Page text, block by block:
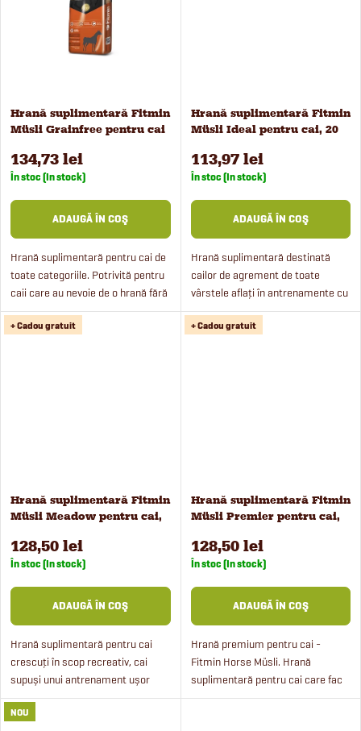
s
u
l
u
i
Hrană suplimentară Fitmin
Müsli Grainfree pentru cai
134,73 lei
În stoc (In stock)
ADAUGĂ ÎN COŞ
Hrană suplimentară pentru cai de
toate categoriile. Potrivită pentru
caii care au nevoie de o hrană fără
cereale, cu un conținut scăzut de
energie și amidon.
Hrană suplimentară Fitmin
Müsli Ideal pentru cai, 20
113,97 lei
În stoc (In stock)
ADAUGĂ ÎN COŞ
Hrană suplimentară destinată
cailor de agrement de toate
vârstele aflați în antrenamente cu
o intensitate scăzută. Furnizează
energie ușor de utilizat sub formă
+ Cadou gratuit
Hrană suplimentară Fitmin
Müsli Meadow pentru cai,
128,50 lei
În stoc (In stock)
ADAUGĂ ÎN COŞ
Hrană suplimentară pentru cai
crescuți în scop recreativ, cai
supuși unui antrenament ușor
până la mediu, iepe de
reproducție, cai tineri până la
+ Cadou gratuit
Hrană suplimentară Fitmin
Müsli Premier pentru cai,
128,50 lei
În stoc (In stock)
ADAUGĂ ÎN COŞ
Hrană premium pentru cai -
Fitmin Horse Müsli. Hrană
suplimentară pentru cai care fac
eforturi intense, cai aflați în
NOU